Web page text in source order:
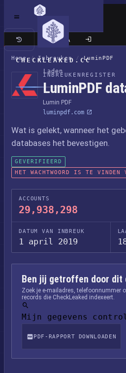
CHECKLEAKED.CC
Laden
Klassieke site
Home / Inbreuken / LuminPDF
INBREUKENREGISTER
LuminPDF
Lumin PDF
luminpdf.com
Wat is gelekt, wanneer het
databases het bevestigen.
GEVERIFIEERD
HET WACHTWOORD IS TE
ACCOUNTS
29,938,298
DATUM VAN INBREUK
1 april 2019
Ben jij getroffen door dit
Zoek je e-mailadres, telefoonnummer
records die CheckLeaked indexeert.
Mijn gegevens
PDF-RAPPORT DOWNLOADEN